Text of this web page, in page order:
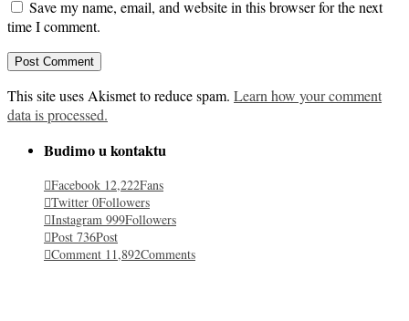
Save my name, email, and website in this browser for the next
time I comment.
This site uses Akismet to reduce spam. Learn how your comment
data is processed.
Budimo u kontaktu
Facebook 12,222Fans
Twitter 0Followers
Instagram 999Followers
Post 736Post
Comment 11,892Comments